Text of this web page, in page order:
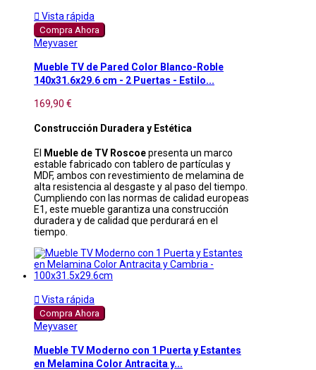
 Vista rápida
Compra Ahora
Meyvaser
Mueble TV de Pared Color Blanco-Roble
140x31.6x29.6 cm - 2 Puertas - Estilo...
169,90 €
Construcción Duradera y Estética
El Mueble de TV Roscoepresenta un marco
estable fabricado con tablero de partículas y
MDF, ambos con revestimiento de melamina de
alta resistencia al desgaste y al paso del tiempo.
Cumpliendo con las normas de calidad europeas
E1, este mueble garantiza una construcción
duradera y de calidad que perdurará en el
tiempo.
 Vista rápida
Compra Ahora
Meyvaser
Mueble TV Moderno con 1 Puerta y Estantes
en Melamina Color Antracita y...